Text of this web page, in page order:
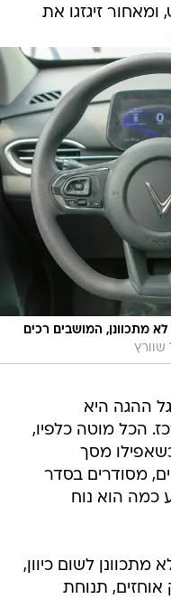
זיגזגו את
מתכוונן, המושבים רכים
שוורץ
ההגה היא
הכל מוטה כלפיו,
מסך
מסודרים בסדר
כמה הוא נוח
לשום כיוון,
אוחזים, תנוחת